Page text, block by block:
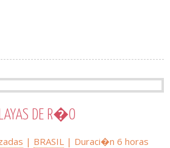
DE R�O
| BRASIL| Duraci�n 6 horas